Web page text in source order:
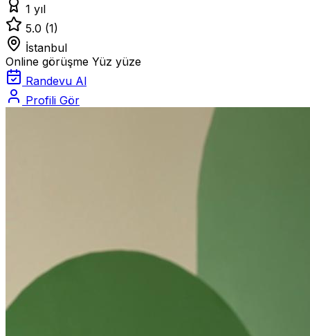
1 yıl
5.0 (1)
İstanbul
Online görüşme Yüz yüze
Randevu Al
Profili Gör